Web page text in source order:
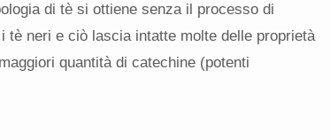
di tè si ottiene senza il processo di
tè neri e ciò lascia intatte molte delle proprietà
quantità di catechine (potenti